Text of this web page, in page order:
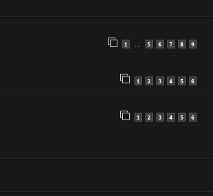
1 … 5 6 7 8 9
1 2 3 4 5 6
1 2 3 4 5 6